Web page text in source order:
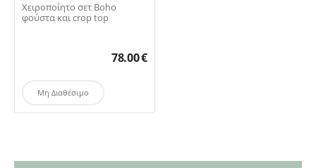
Χειροποίητο σετ Boho
φούστα και crop top
78.00€
Μη Διαθέσιμο